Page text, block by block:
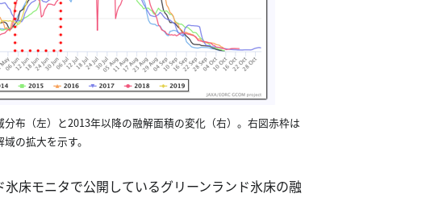
布（左）と2013年以降の融解面積の変化（右）。右図赤枠は
の拡大を示す。
床モニタで公開しているグリーンランド氷床の融